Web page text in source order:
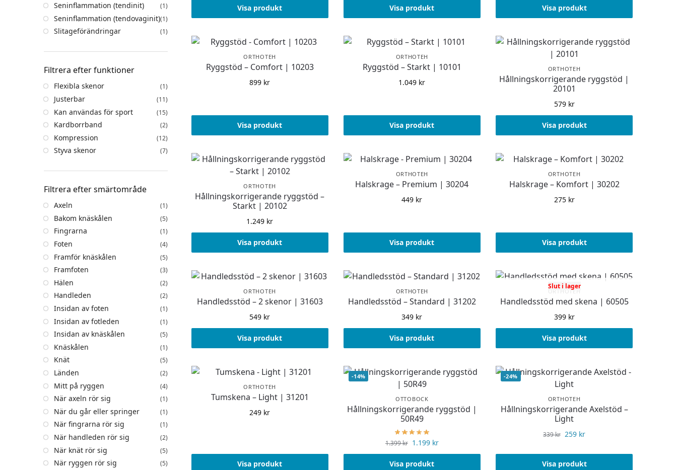
Visa produkt Visa produkt Visa produkt
ORTHOTEH
Ryggstöd – Comfort | 10203
899 kr
Visa produkt
ORTHOTEH
Ryggstöd – Starkt | 10101
1.049 kr
Visa produkt
ORTHOTEH
Hållningskorrigerande ryggstöd |
20101
579 kr
Visa produkt
ORTHOTEH
Hållningskorrigerande ryggstöd –
Starkt | 20102
1.249 kr
Visa produkt
ORTHOTEH
Halskrage – Premium | 30204
449 kr
Visa produkt
ORTHOTEH
Halskrage – Komfort | 30202
275 kr
Visa produkt
ORTHOTEH
Handledsstöd – 2 skenor | 31603
549 kr
Visa produkt
ORTHOTEH
Handledsstöd – Standard | 31202
349 kr
Visa produkt
Slut i lager
ORTHOTEH
Handledsstöd med skena | 60505
399 kr
Visa produkt
ORTHOTEH
Tumskena – Light | 31201
249 kr
Visa produkt
-14%
OTTOBOCK
Hållningskorrigerande ryggstöd |
50R49
1.399kr 1.199 kr
Visa produkt
-24%
ORTHOTEH
Hållningskorrigerande Axelstöd –
Light
339kr 259 kr
Visa produkt
Seninflammation (tendinit) (1)
Seninflammation (tendovaginit)(1)
Slitageförändringar (1)
Filtrera efter funktioner
Flexibla skenor (1)
Justerbar (11)
Kan användas för sport (15)
Kardborrband (2)
Kompression (12)
Styva skenor (7)
Filtrera efter smärtområde
Axeln (1)
Bakom knäskålen (5)
Fingrarna (1)
Foten (4)
Framför knäskålen (5)
Framfoten (3)
Hälen (2)
Handleden (2)
Insidan av foten (1)
Insidan av fotleden (1)
Insidan av knäskålen (5)
Knäskålen (1)
Knät (5)
Länden (2)
Mitt på ryggen (4)
När axeln rör sig (1)
När du går eller springer (1)
När fingrarna rör sig (1)
När handleden rör sig (2)
När knät rör sig (5)
När ryggen rör sig (5)